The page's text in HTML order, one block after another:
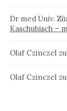
Dr med Univ.
Kaschubisch –
Olaf Czinczel zu
Olaf Czinczel zu